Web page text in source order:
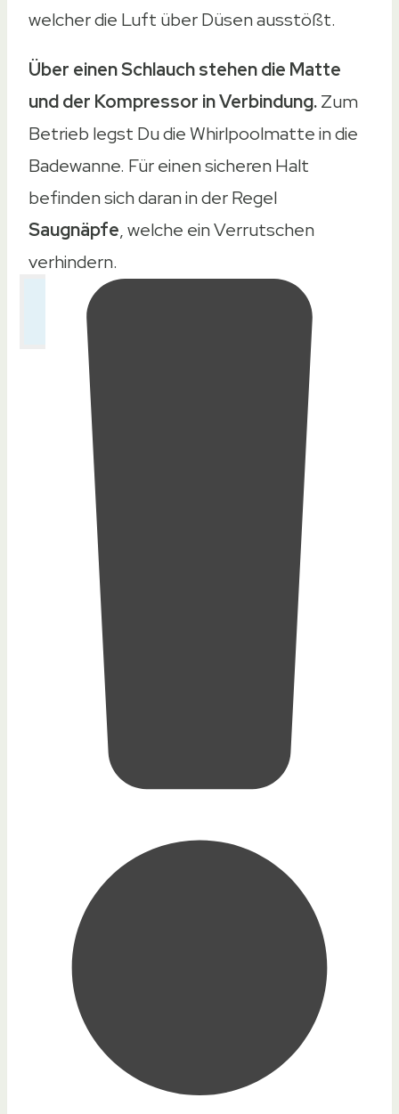
welcher die Luft über Düsen ausstößt.
Über einen Schlauch stehen die Matte
und der Kompressor in Verbindung.Zum
Betrieb legst Du die Whirlpoolmatte in die
Badewanne. Für einen sicheren Halt
befinden sich daran in der Regel
Saugnäpfe, welche ein Verrutschen
verhindern.